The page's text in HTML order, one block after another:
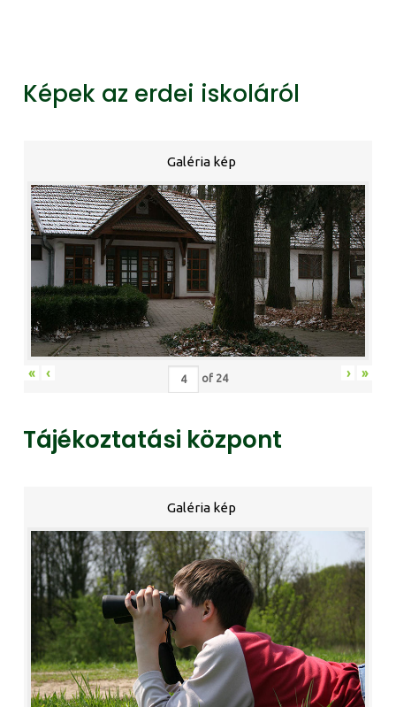
Képek az erdei iskoláról
Galéria kép
« ‹ of 24 › »
Tájékoztatási központ
Galéria kép